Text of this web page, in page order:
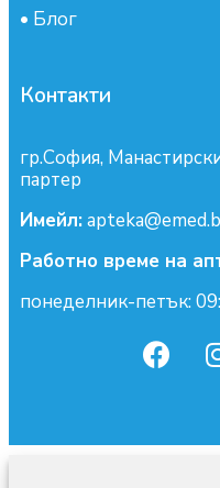
• Блог
Контакти
гр.София,
партер
Имейл:
Работно време на
понеделник-петък: